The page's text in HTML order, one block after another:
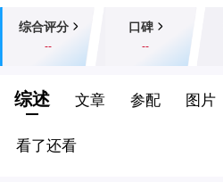
综合评分
--
口碑
--
综述 文章 参配 图片
看了还看